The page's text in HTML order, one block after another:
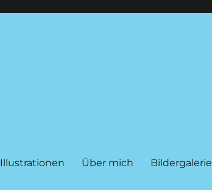
Illustrationen Über mich Bildergalerie